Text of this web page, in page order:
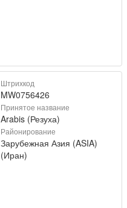
Штрихкод
MW0756426
Принятое название
Arabis (Резуха)
Районирование
Зарубежная Азия (ASIA)
(Иран)